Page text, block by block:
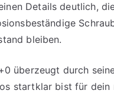
Details deutlich,
bleiben.
überzeugt durch
startklar bist für dein